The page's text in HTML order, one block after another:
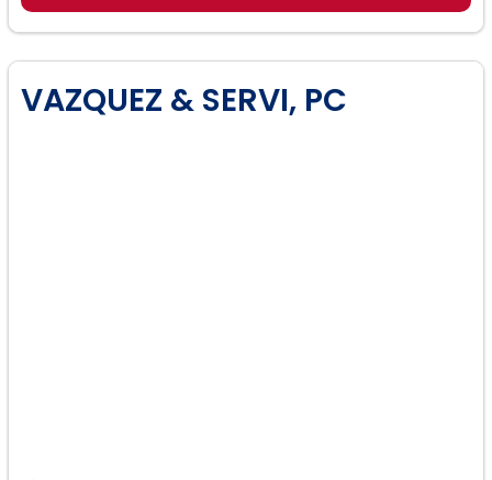
Visas de inmigrante
Asuntos de ciudadanía
VAZQUEZ & SERVI, PC